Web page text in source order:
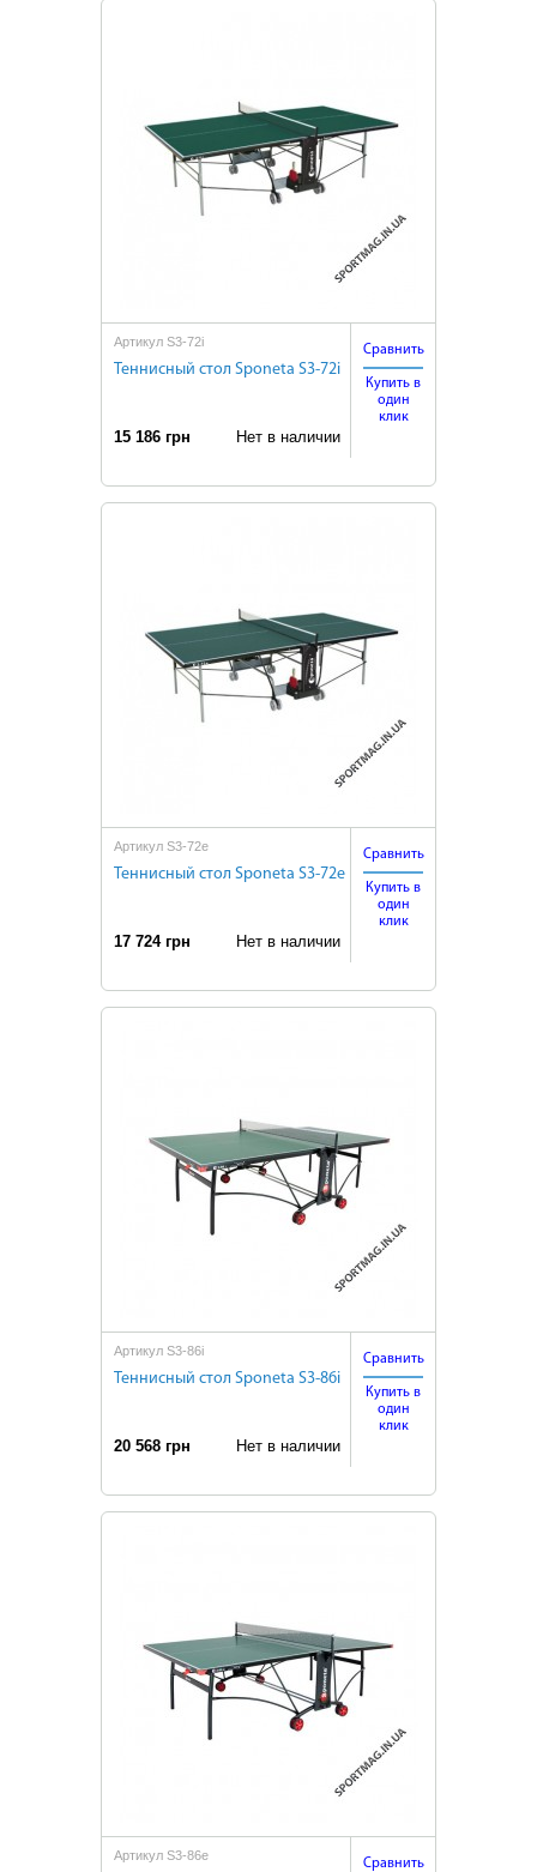
Артикул S3-72i
Теннисный стол Sponeta S3-72i
15 186 грн Нет в наличии
Сравнить
Купить в
один
клик
Артикул S3-72e
Теннисный стол Sponeta S3-72е
17 724 грн Нет в наличии
Сравнить
Купить в
один
клик
Артикул S3-86i
Теннисный стол Sponeta S3-86i
20 568 грн Нет в наличии
Сравнить
Купить в
один
клик
Артикул S3-86е
Сравнить